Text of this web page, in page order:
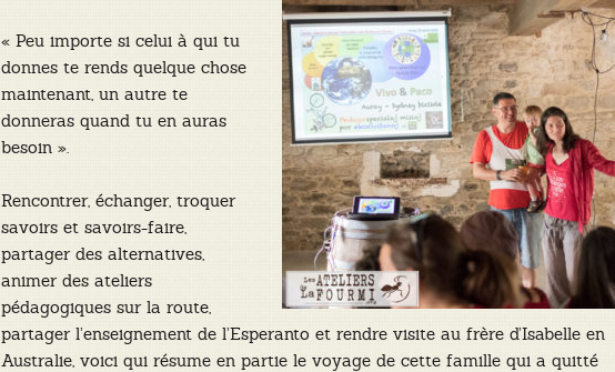
« Peu importe si celui à qui tu
donnes te rends quelque chose
maintenant, un autre te
donneras quand tu en auras
besoin ».
Rencontrer, échanger, troquer
savoirs et savoirs-faire,
partager des alternatives,
animer des ateliers
pédagogiques sur la route,
partager l’enseignement de l’Esperanto et rendre visite au frère d’Isabelle en
Australie, voici qui résume en partie le voyage de cette famille qui a quitté